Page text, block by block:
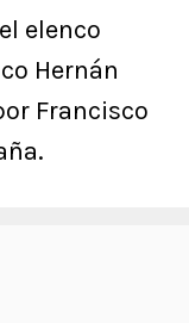
elenco
Hernán
Francisco